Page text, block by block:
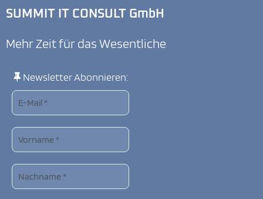
SUMMIT IT CONSULT GmbH
Mehr Zeit für das Wesentliche
Newsletter Abonnieren: